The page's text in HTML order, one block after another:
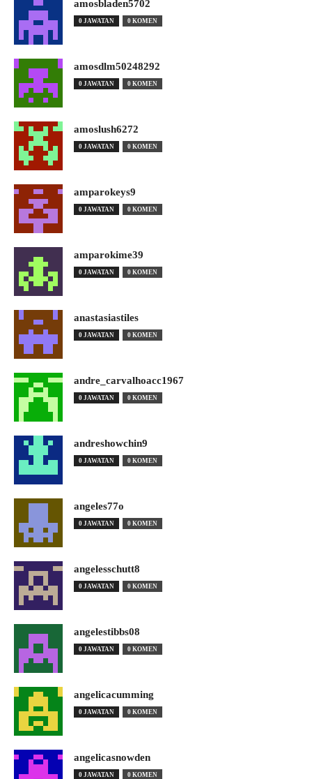
amosbladen5702
0 JAWATAN 0 KOMEN
amosdlm50248292
0 JAWATAN 0 KOMEN
amoslush6272
0 JAWATAN 0 KOMEN
amparokeys9
0 JAWATAN 0 KOMEN
amparokime39
0 JAWATAN 0 KOMEN
anastasiastiles
0 JAWATAN 0 KOMEN
andre_carvalhoacc1967
0 JAWATAN 0 KOMEN
andreshowchin9
0 JAWATAN 0 KOMEN
angeles77o
0 JAWATAN 0 KOMEN
angelesschutt8
0 JAWATAN 0 KOMEN
angelestibbs08
0 JAWATAN 0 KOMEN
angelicacumming
0 JAWATAN 0 KOMEN
angelicasnowden
0 JAWATAN 0 KOMEN